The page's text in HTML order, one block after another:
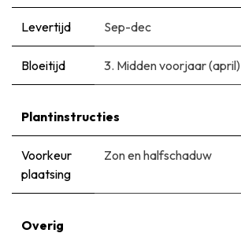
Levertijd Sep-dec
Bloeitijd 3. Midden voorjaar (april)
Plantinstructies
Voorkeur
plaatsing
Zon en halfschaduw
Overig